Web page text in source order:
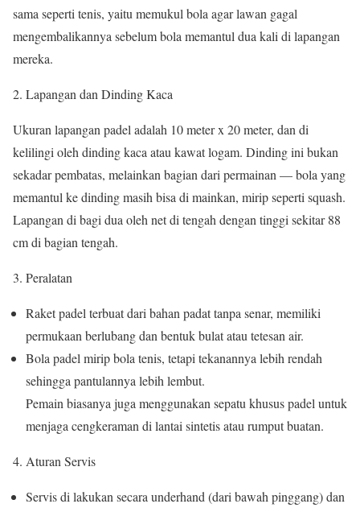
sama seperti tenis, yaitu memukul bola agar lawan gagal
mengembalikannya sebelum bola memantul dua kali di lapangan
mereka.
Lapangan dan Dinding Kaca
Ukuran lapangan padel adalah 10 meter x 20 meter, dan di
kelilingi oleh dinding kaca atau kawat logam. Dinding ini bukan
sekadar pembatas, melainkan bagian dari permainan — bola yang
memantul ke dinding masih bisa di mainkan, mirip seperti squash.
Lapangan di bagi dua oleh net di tengah dengan tinggi sekitar 88
cm di bagian tengah.
Peralatan
Raket padel terbuat dari bahan padat tanpa senar, memiliki
permukaan berlubang dan bentuk bulat atau tetesan air.
Bola padel mirip bola tenis, tetapi tekanannya lebih rendah
sehingga pantulannya lebih lembut.
Pemain biasanya juga menggunakan sepatu khusus padel untuk
menjaga cengkeraman di lantai sintetis atau rumput buatan.
Aturan Servis
Servis di lakukan secara underhand (dari bawah pinggang) dan